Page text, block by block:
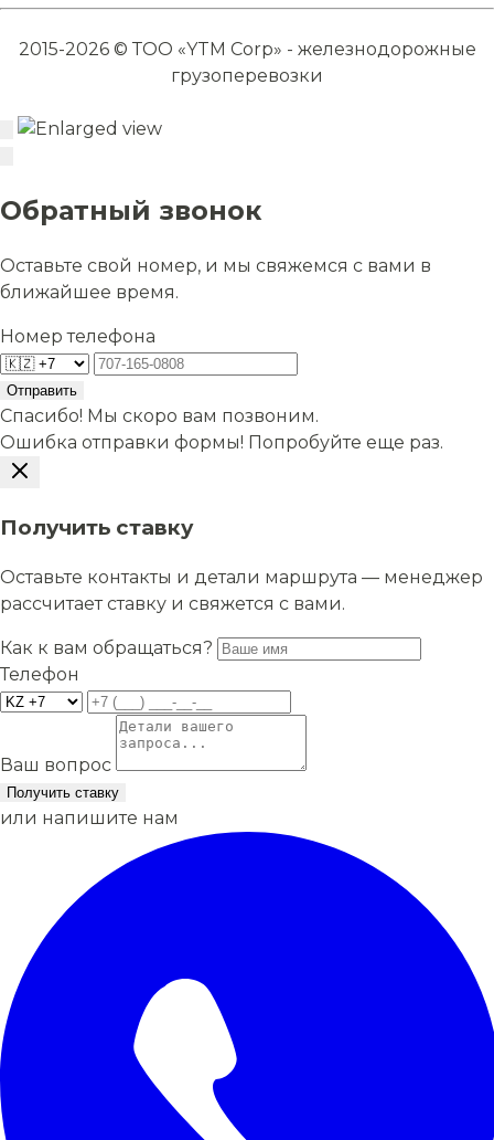
2015-2026 © ТОО «YTM Corp» - железнодорожные
грузоперевозки
Обратный звонок
Оставьте свой номер, и мы свяжемся с вами в
ближайшее время.
Номер телефона
Отправить
Спасибо! Мы скоро вам позвоним.
Ошибка отправки формы! Попробуйте еще раз.
Получить ставку
Оставьте контакты и детали маршрута — менеджер
рассчитает ставку и свяжется с вами.
Как к вам обращаться?
Телефон
Ваш вопрос
Получить ставку
или напишите нам